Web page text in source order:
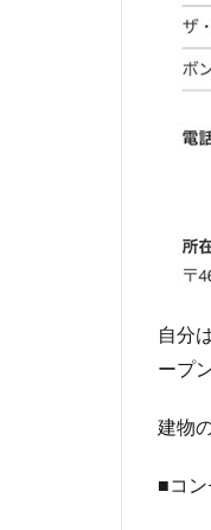
自分
ープ
建物
■コン